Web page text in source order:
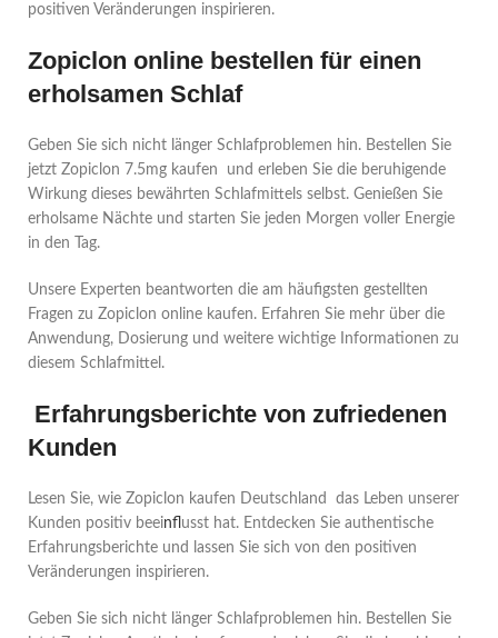
positiven Veränderungen inspirieren.
Zopiclon online bestellen für einen
erholsamen Schlaf
Geben Sie sich nicht länger Schlafproblemen hin. Bestellen Sie
jetzt Zopiclon 7.5mg kaufen und erleben Sie die beruhigende
Wirkung dieses bewährten Schlafmittels selbst. Genießen Sie
erholsame Nächte und starten Sie jeden Morgen voller Energie
in den Tag.
Unsere Experten beantworten die am häufigsten gestellten
Fragen zu Zopiclon online kaufen. Erfahren Sie mehr über die
Anwendung, Dosierung und weitere wichtige Informationen zu
diesem Schlafmittel.
Erfahrungsberichte von zufriedenen
Kunden
Lesen Sie, wie Zopiclon kaufen Deutschland das Leben unserer
Kunden positiv beeinfl usst hat. Entdecken Sie authentische
Erfahrungsberichte und lassen Sie sich von den positiven
Veränderungen inspirieren.
Geben Sie sich nicht länger Schlafproblemen hin. Bestellen Sie